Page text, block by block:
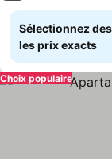
Sélectionnez
les prix exacts
Choix populaire